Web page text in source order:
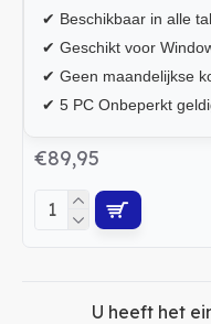
✔ Beschikbaar in alle
✔ Geschikt voor
✔ Geen maandelijkse
✔ 5 PC Onbeperkt
€89,95
U heeft het